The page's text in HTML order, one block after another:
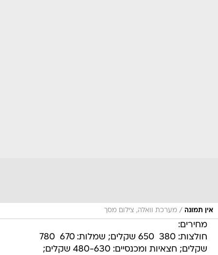
אין תמונה / מערכת וואלה, צילום מסך
מחירים:
חולצות: 380  650 שקלים; שמלות: 670  780
שקלים; חצאיות ומכנסיים: 480-630 שקלים;